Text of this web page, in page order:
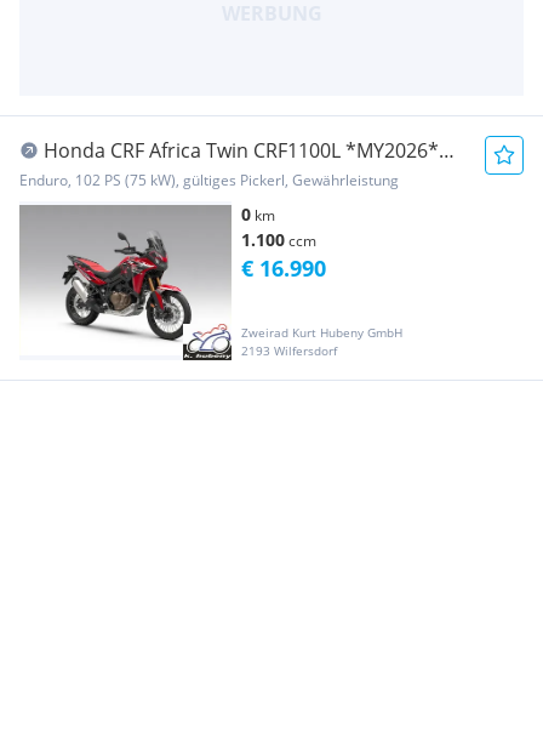
Honda CRF Africa Twin CRF1100L *MY2026*
*Jetzt Vorbestellen*
Enduro, 102 PS (75 kW), gültiges Pickerl, Gewährleistung
0 km
1.100ccm
Zweirad Kurt Hubeny GmbH
2193 Wilfersdorf
€ 16.990